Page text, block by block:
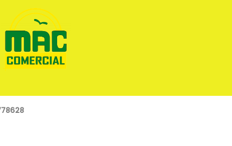
la
página
de
producto